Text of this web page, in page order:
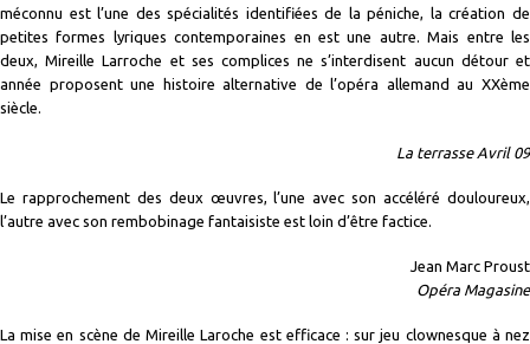
méconnu est l’une des spécialités identifiées de la péniche, la création de
petites formes lyriques contemporaines en est une autre. Mais entre les
deux, Mireille Larroche et ses complices ne s’interdisent aucun détour et
année proposent une histoire alternative de l’opéra allemand au XXème
siècle.
La terrasse Avril 09
Le rapprochement des deux œuvres, l’une avec son accéléré douloureux,
l’autre avec son rembobinage fantaisiste est loin d’être factice.
Jean Marc Proust
Opéra Magasine
La mise en scène de Mireille Laroche est efficace : sur jeu clownesque à nez